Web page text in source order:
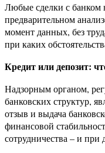
Любые сделки с банком
предварительном
момент данных, без
при каких
Кредит или депозит:
Надзорным органом,
банковских структур,
отзыв и выдача
финансовой
сотрудничества – и при